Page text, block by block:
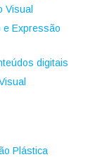
Visual
e Expressão
digitais
Plástica